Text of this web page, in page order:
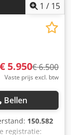
1 / 15
€ 5.950€ 6.500
Vaste prijs excl. btw
Bellen
150.582
registratie: